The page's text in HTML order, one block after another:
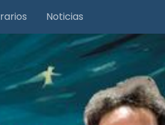
Noticias